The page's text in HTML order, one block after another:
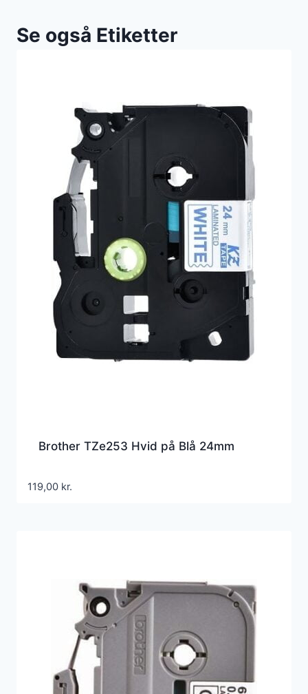
Se også Etiketter
Brother TZe253 Hvid på Blå 24mm
119,00 kr.